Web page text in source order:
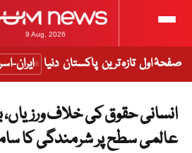
9 Aug, 2026
صفحۂ اول تازہ ترین پاکستان دنیا ایران-
انسانی حقوق کی خلاف
عالمی سطح پر شرمندگی کا